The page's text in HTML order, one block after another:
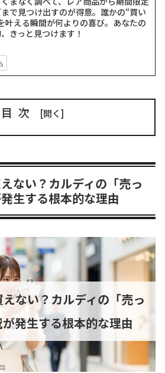
で見つけ出すのが得意。誰かの“買い
叶える瞬間が何よりの喜び。あなたの
きっと見つけます！
目次
えない？カルディの「売っ
生する根本的な理由
えない？カルディの「売っ
発生する根本的な理由